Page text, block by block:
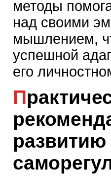
методы
над своими
мышлением,
успешной
его
Практические